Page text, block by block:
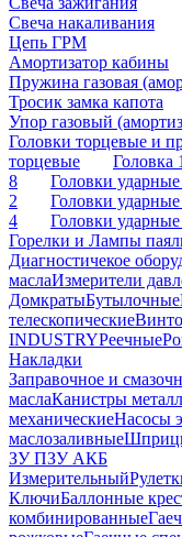
Свеча накаливания
Цепь ГРМ
Амортизатор кабины
Пружина газовая
Тросик замка капота
Упор газовый
Головки торцевые и
торцевые
Головка
8
Головки ударные
2
Головки
4
Головки
Горелки и Лампы
Диагностичекое
маслаИзмерители
ДомкратыБутылочные
телескопические
INDUSTRYРеечные
Накладки
Заправочное и
маслаКанистры металл
механическиеНасосы
маслозаливные
ЗУ ПЗУ АКБ
Измерительный
КлючиБаллонные
комбинированные